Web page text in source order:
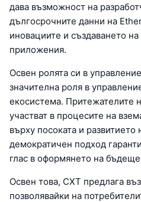
дава възможност на
дългосрочните данни на
иновациите и създаването
приложения.
Освен ролята си в
значителна роля в
екосистема. Притежателите
участват в процесите на
върху посоката и развитието
демократичен подход
глас в оформянето на
Освен това, CXT предлага
позволявайки на